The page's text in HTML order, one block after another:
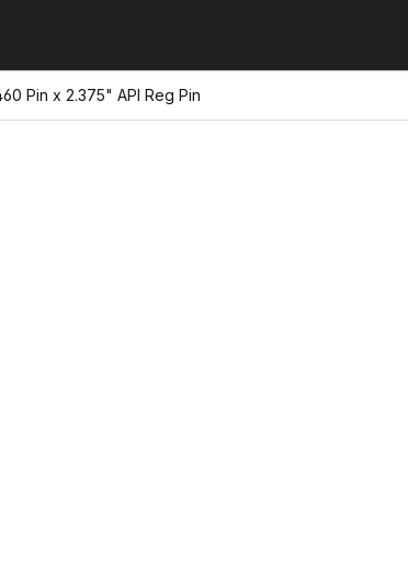
Pin x 2.375" API Reg Pin